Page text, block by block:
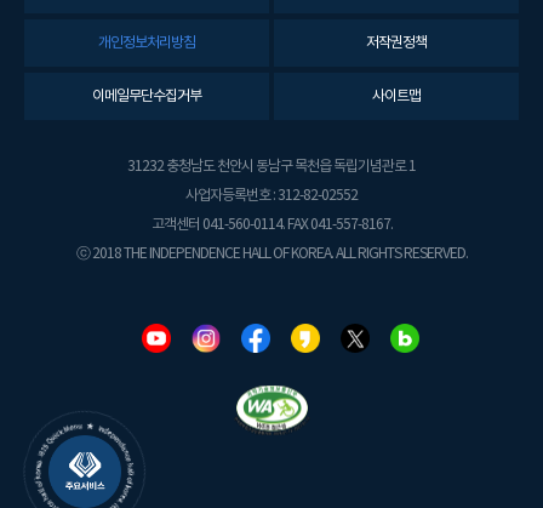
개인정보처리방침 저작권정책
이메일무단수집거부 사이트맵
31232 충청남도 천안시 동남구 목천읍 독립기념관로 1
사업자등록번호 : 312-82-02552
고객센터 041-560-0114. FAX 041-557-8167.
ⓒ 2018 THE INDEPENDENCE HALL OF KOREA. ALL RIGHTS RESERVED.